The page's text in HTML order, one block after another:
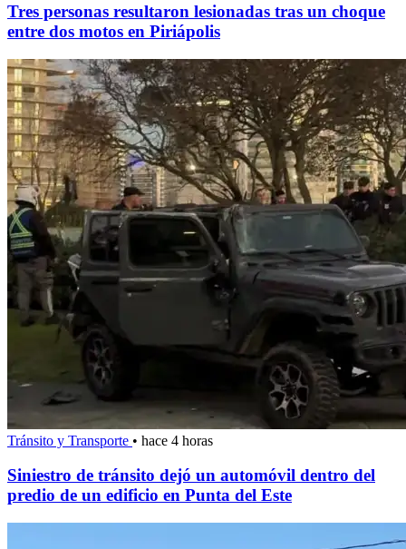
Tres personas resultaron lesionadas tras un choque
entre dos motos en Piriápolis
Tránsito y Transporte • hace 4 horas
Siniestro de tránsito dejó un automóvil dentro del
predio de un edificio en Punta del Este